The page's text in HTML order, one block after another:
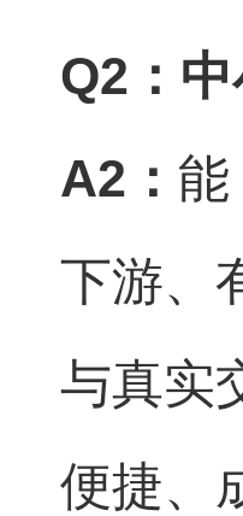
Q2 ：
A2 ： 能
下游、
与真实
便捷、